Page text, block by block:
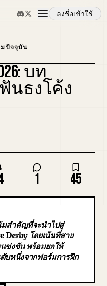
ลงชื่อเข้าใช้
ของปี
ปัจจุบัน
รีมิกซ์ปก
บท
นธงโค้ง
1 45
มสำคัญที่จะนำไปสู่
Derby โดยเน้นที่สาย
ข่งขัน พร้อมยกให้
บหนึ่งจากฟอร์มการฝึก